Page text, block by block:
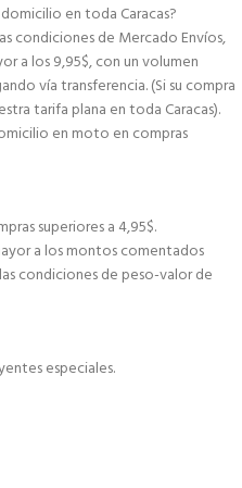
en toda Caracas?
condiciones de Mercado Envíos,
a los 9,95$, con un volumen
vía transferencia. (Si su compra
tarifa plana en toda Caracas).
en moto en compras
superiores a 4,95$.
a los montos comentados
condiciones de peso-valor de
especiales.